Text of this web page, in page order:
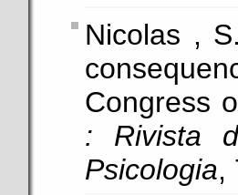
Nicolas ,
Congress
: Rivista
Psicologia,